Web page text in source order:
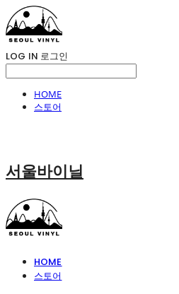
LOG IN 로그인
HOME
스토어
서울바이닐
HOME
스토어